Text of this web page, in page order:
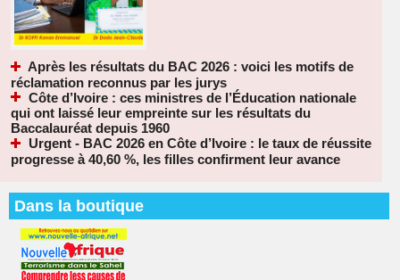
Après les résultats du BAC 2026 : voici les motifs de
réclamation reconnus par les jurys
Côte d’Ivoire : ces ministres de l’Éducation nationale
qui ont laissé leur empreinte sur les résultats du
Baccalauréat depuis 1960
Urgent - BAC 2026 en Côte d’Ivoire : le taux de réussite
progresse à 40,60 %, les filles confirment leur avance
Dans la boutique